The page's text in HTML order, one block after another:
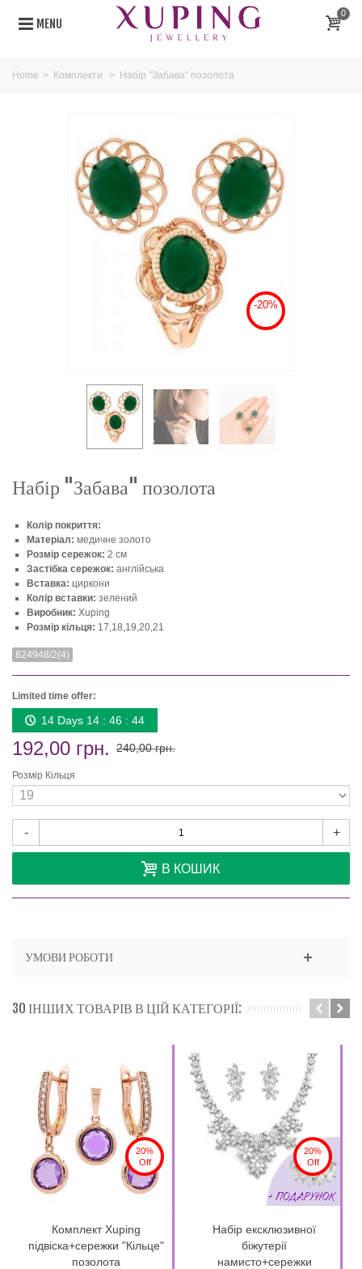
MENU
0
Home > Комплекти > Набір "Забава" позолота
-20%
Набір "Забава" позолота
Колір покриття:
Матеріал: медичне золото
Розмір сережок: 2 см
Застібка сережок: англійська
Вставка: циркони
Колір вставки: зелений
Виробник: Xuping
Розмір кільця: 17,18,19,20,21
824948/2(4)
Limited time offer:
14 Days 14 : 46 : 44
192,00 грн. 240,00 грн.
Розмір Кільця
- +
В КОШИК
УМОВИ РОБОТИ
30 ІНШИХ ТОВАРІВ В ЦІЙ КАТЕГОРІЇ:
20%
Off
Комплект Xuping
підвіска+сережки "Кільце"
позолота
20%
Off
Набір ексклюзивної
біжутерії
намисто+сережки